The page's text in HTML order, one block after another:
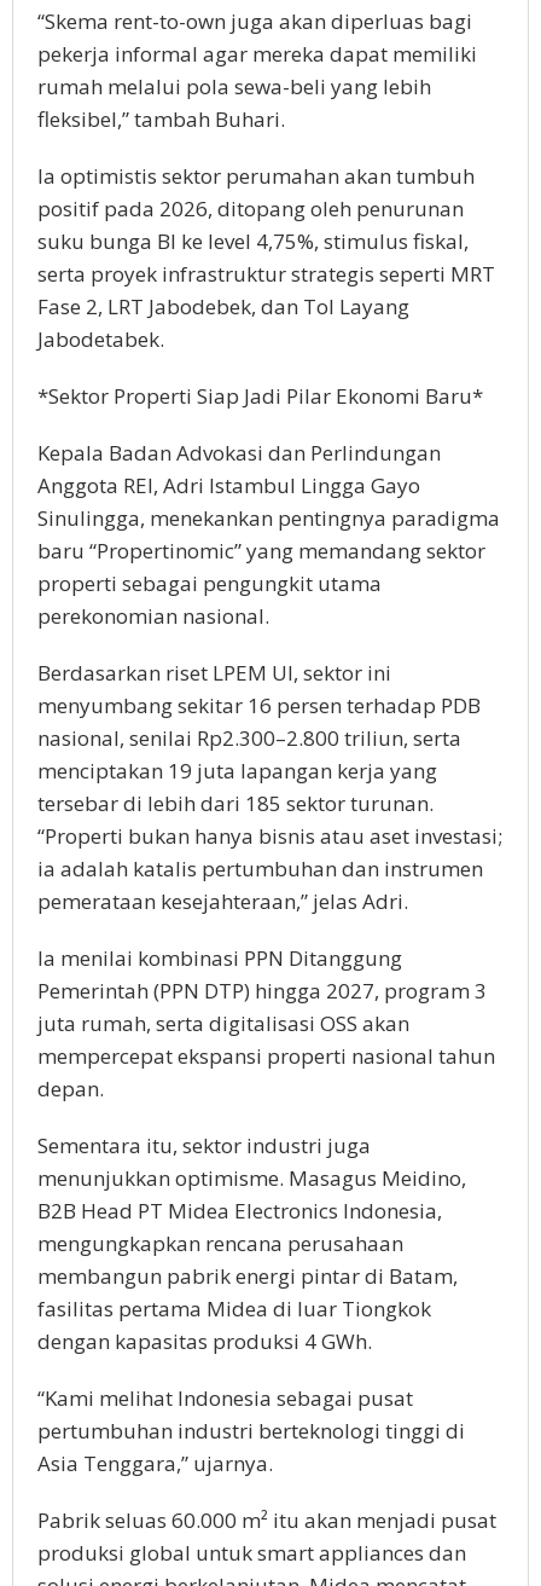
“Skema rent-to-own juga akan diperluas bagi
pekerja informal agar mereka dapat memiliki
rumah melalui pola sewa-beli yang lebih
fleksibel,” tambah Buhari.
Ia optimistis sektor perumahan akan tumbuh
positif pada 2026, ditopang oleh penurunan
suku bunga BI ke level 4,75%, stimulus fiskal,
serta proyek infrastruktur strategis seperti MRT
Fase 2, LRT Jabodebek, dan Tol Layang
Jabodetabek.
*Sektor Properti Siap Jadi Pilar Ekonomi Baru*
Kepala Badan Advokasi dan Perlindungan
Anggota REI, Adri Istambul Lingga Gayo
Sinulingga, menekankan pentingnya paradigma
baru “Propertinomic” yang memandang sektor
properti sebagai pengungkit utama
perekonomian nasional.
Berdasarkan riset LPEM UI, sektor ini
menyumbang sekitar 16 persen terhadap PDB
nasional, senilai Rp2.300–2.800 triliun, serta
menciptakan 19 juta lapangan kerja yang
tersebar di lebih dari 185 sektor turunan.
“Properti bukan hanya bisnis atau aset investasi;
ia adalah katalis pertumbuhan dan instrumen
pemerataan kesejahteraan,” jelas Adri.
Ia menilai kombinasi PPN Ditanggung
Pemerintah (PPN DTP) hingga 2027, program 3
juta rumah, serta digitalisasi OSS akan
mempercepat ekspansi properti nasional tahun
depan.
Sementara itu, sektor industri juga
menunjukkan optimisme. Masagus Meidino,
B2B Head PT Midea Electronics Indonesia,
mengungkapkan rencana perusahaan
membangun pabrik energi pintar di Batam,
fasilitas pertama Midea di luar Tiongkok
dengan kapasitas produksi 4 GWh.
“Kami melihat Indonesia sebagai pusat
pertumbuhan industri berteknologi tinggi di
Asia Tenggara,” ujarnya.
Pabrik seluas 60.000 m² itu akan menjadi pusat
produksi global untuk smart appliances dan